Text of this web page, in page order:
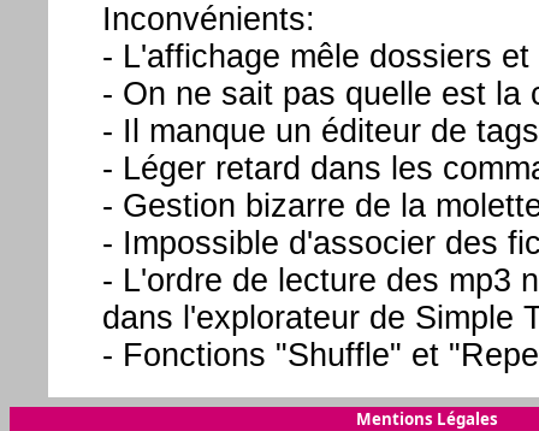
Inconvénients:
- L'affichage mêle dossiers
- On ne sait pas quelle est la
- Il manque un éditeur de
- Léger retard dans les
- Gestion bizarre de la
- Impossible d'associer des
- L'ordre de lecture des mp3
dans l'explorateur de Simple
- Fonctions "Shuffle" et
Mentions Légales